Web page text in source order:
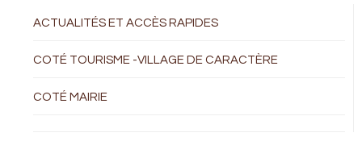
ACTUALITÉS ET ACCÈS RAPIDES
COTÉ TOURISME -VILLAGE DE CARACTÈRE
COTÉ MAIRIE